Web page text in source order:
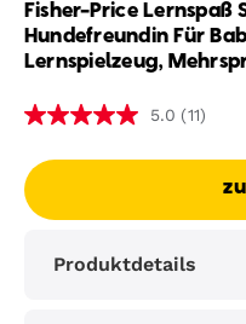
Fisher-Price Lernspaß
Hundefreundin Für
Lernspielzeug,
5.0 (11)
Produktdetails